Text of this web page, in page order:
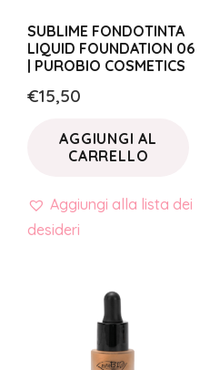
SUBLIME FONDOTINTA
LIQUID FOUNDATION 06
| PUROBIO COSMETICS
€15,50
AGGIUNGI AL
CARRELLO
Aggiungi alla lista dei
desideri